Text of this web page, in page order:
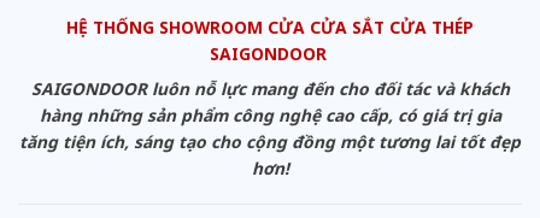
HỆ THỐNG SHOWROOM CỬA CỬA SẮT CỬA THÉP
SAIGONDOOR
SAIGONDOOR luôn nỗ lực mang đến cho đối tác và khách
hàng những sản phẩm công nghệ cao cấp, có giá trị gia
tăng tiện ích, sáng tạo cho cộng đồng một tương lai tốt đẹp
hơn!